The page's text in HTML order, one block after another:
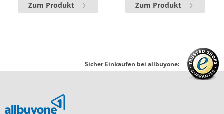
Zum Produkt Zum Produkt
Sicher Einkaufen bei allbuyone: